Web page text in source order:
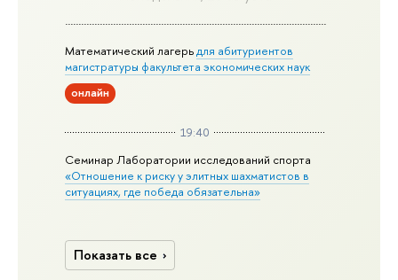
Математический лагерьдля абитуриентов
магистратуры факультета экономических наук
онлайн
19:40
Семинар Лаборатории исследований спорта
«Отношение к риску у элитных шахматистов в
ситуациях, где победа обязательна»
Показать все